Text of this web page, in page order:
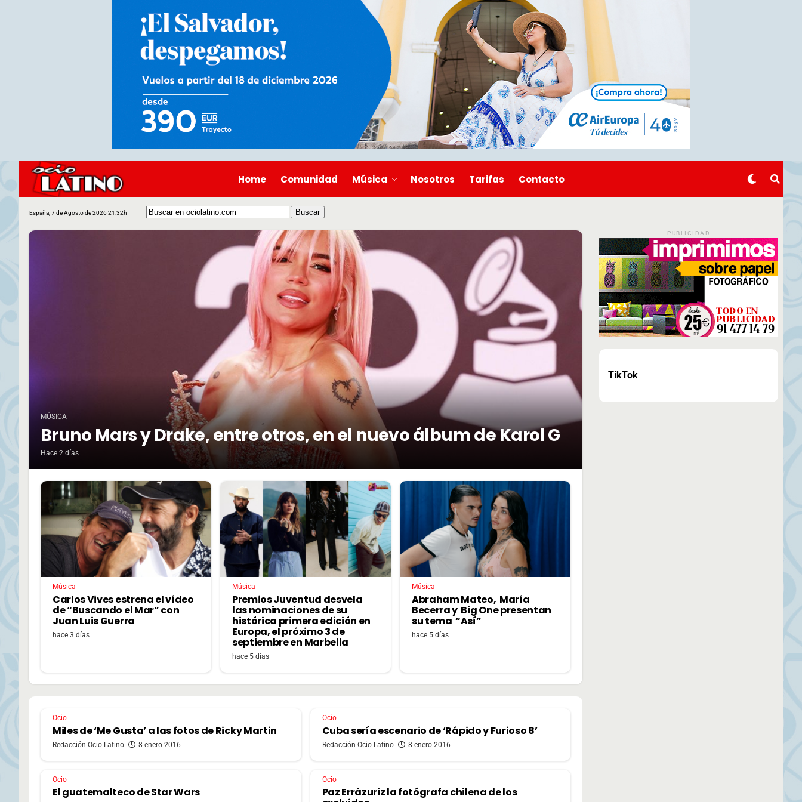
Home Comunidad Música Nosotros Tarifas Contacto
España, 7 de Agosto de 2026 21:32h
MÚSICA
Bruno Mars y Drake, entre otros, en el nuevo álbum de Karol G
Hace 2 días
Música
Carlos Vives estrena el vídeo
de “Buscando el Mar” con
Juan Luis Guerra
hace 3 días
Música
Premios Juventud desvela
las nominaciones de su
histórica primera edición en
Europa, el próximo 3 de
septiembre en Marbella
hace 5 días
Música
Abraham Mateo, María
Becerra y Big One presentan
su tema “Así”
hace 5 días
Ocio
Miles de ‘Me Gusta’ a las fotos de Ricky Martin
Redacción Ocio Latino 8 enero 2016
Ocio
Cuba sería escenario de ‘Rápido y Furioso 8’
Redacción Ocio Latino 8 enero 2016
Ocio
El guatemalteco de Star Wars
Ocio
Paz Errázuriz la fotógrafa chilena de los
PUBLICIDAD
TikTok